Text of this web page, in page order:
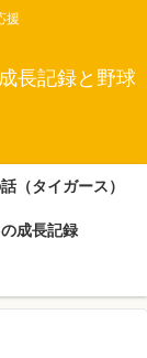
援
長記録と野球
（タイガース）
成長記録